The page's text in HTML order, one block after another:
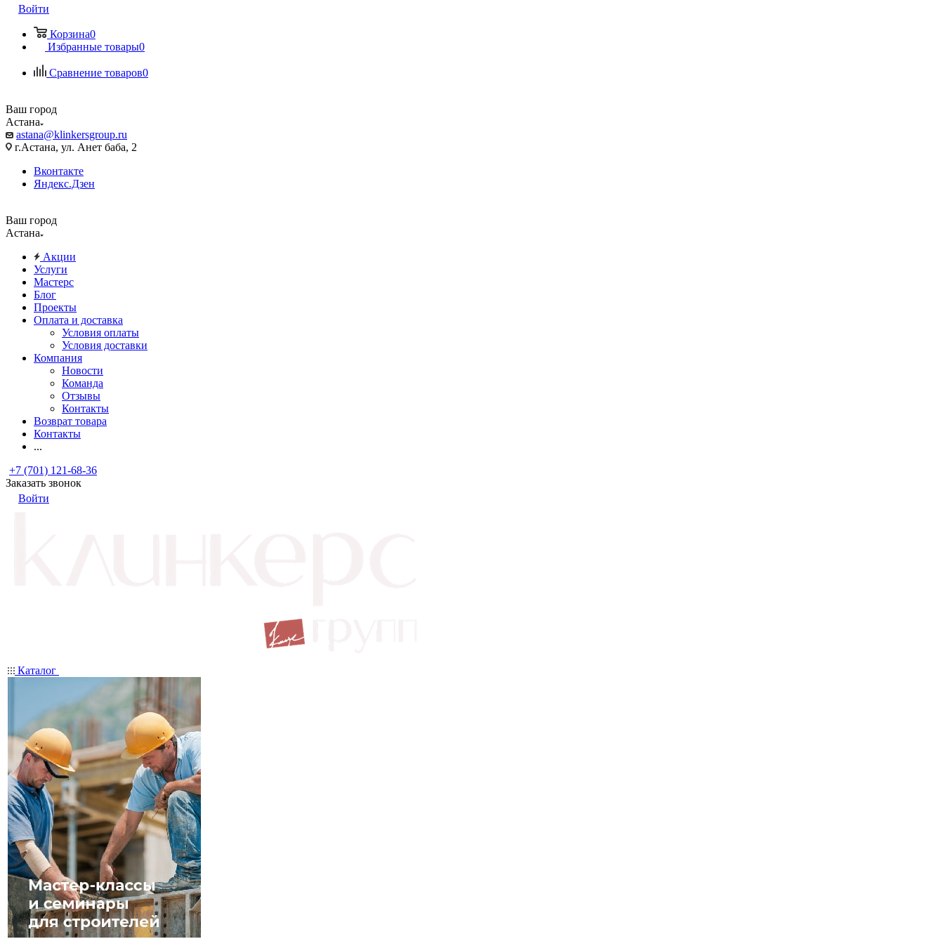
Войти
Корзина0
Избранные товары0
Сравнение товаров0
Ваш город
Астана
astana@klinkersgroup.ru
г.Астана, ул. Анет баба, 2
Вконтакте
Яндекс.Дзен
Ваш город
Астана
Акции
Услуги
Мастерс
Блог
Проекты
Оплата и доставка
Условия оплаты
Условия доставки
Компания
Новости
Команда
Отзывы
Контакты
Возврат товара
Контакты
...
+7 (701) 121-68-36
Заказать звонок
Войти
Каталог